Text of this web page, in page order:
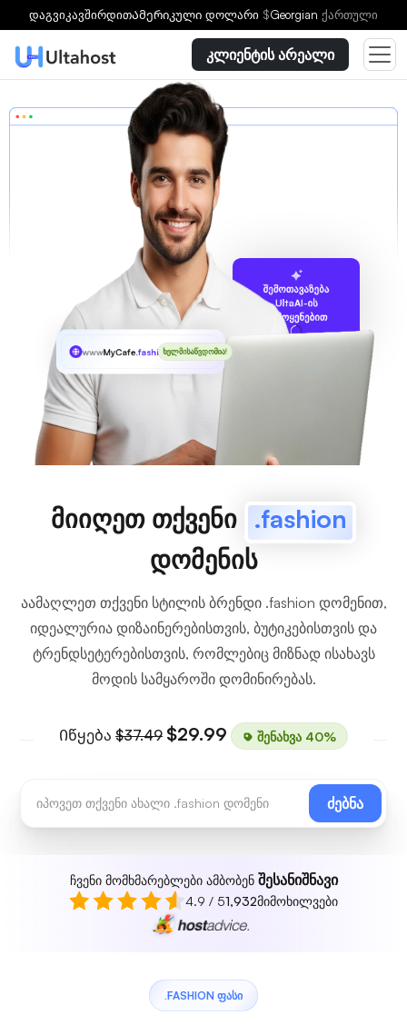
დაგვიკავშირდითᲐმერიკული დოლარი $Georgian ქართული
კლიენტის არეალი
შემოთავაზება
UltaAI-ის
გამოყენებით
wwwMyCafe.fashionხელმისაწვდომია!
მიიღეთ თქვენი .fashion
დომენის
აამაღლეთ თქვენი სტილის ბრენდი .fashion დომენით,
იდეალურია დიზაინერებისთვის, ბუტიკებისთვის და
ტრენდსეტერებისთვის, რომლებიც მიზნად ისახავს
მოდის სამყაროში დომინირებას.
Იწყება $37.49 $29.99 შენახვა 40%
ძებნა
ჩვენი მომხმარებლები ამბობენ შესანიშნავი
4.9 / 51,932მიმოხილვები
.FASHION ᲤᲐᲡᲘ